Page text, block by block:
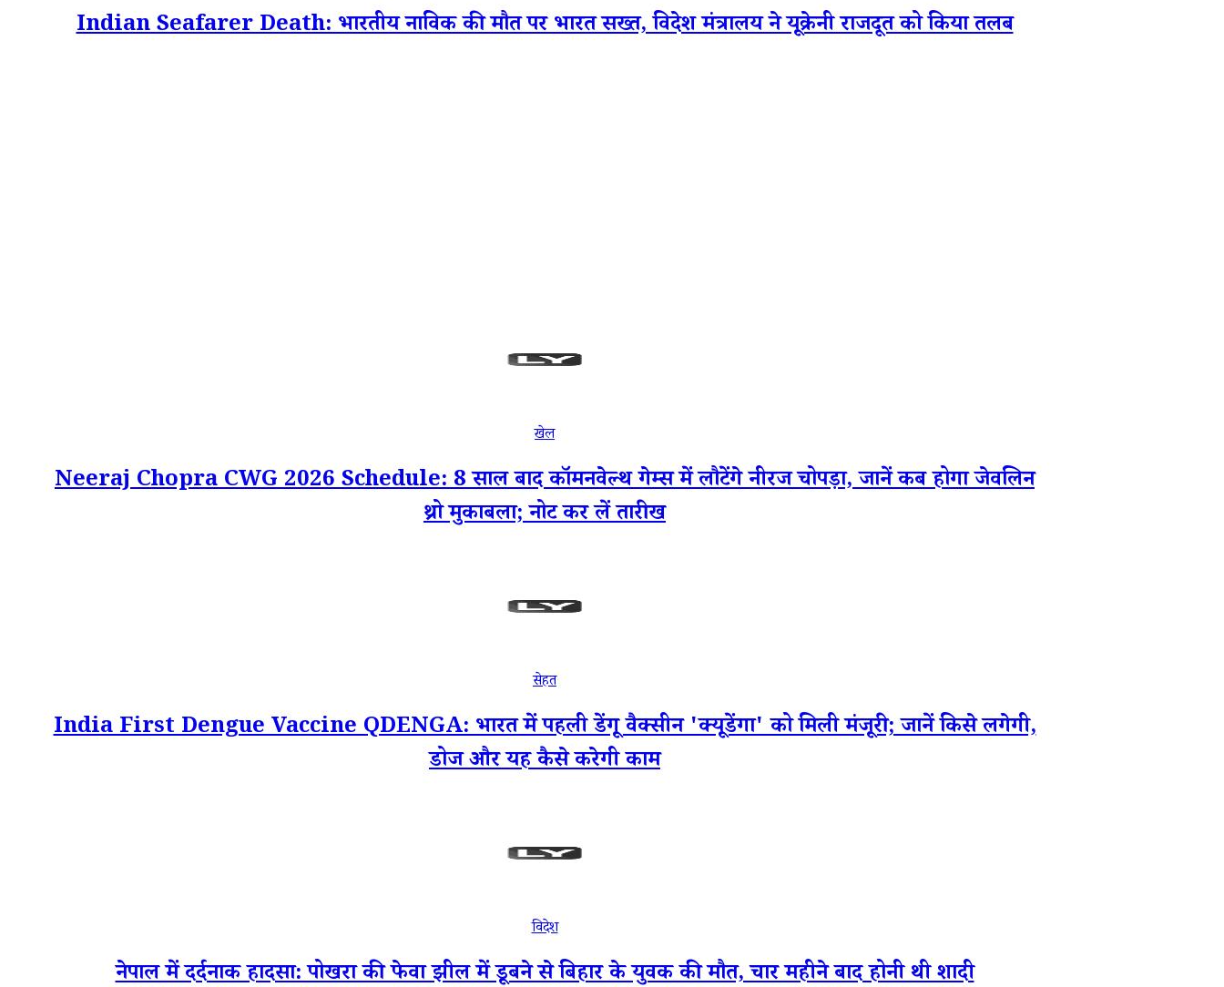
Indian Seafarer Death: भारतीय नाविक की मौत पर भारत सख्त, विदेश मंत्रालय ने यूक्रेनी राजदूत को किया तलब
खेल
Neeraj Chopra CWG 2026 Schedule: 8 साल बाद कॉमनवेल्थ गेम्स में लौटेंगे नीरज चोपड़ा, जानें कब होगा जेवलिन
थ्रो मुकाबला; नोट कर लें तारीख
सेहत
India First Dengue Vaccine QDENGA: भारत में पहली डेंगू वैक्सीन 'क्यूडेंगा' को मिली मंजूरी; जानें किसे लगेगी,
डोज और यह कैसे करेगी काम
विदेश
नेपाल में दर्दनाक हादसा: पोखरा की फेवा झील में डूबने से बिहार के युवक की मौत, चार महीने बाद होनी थी शादी